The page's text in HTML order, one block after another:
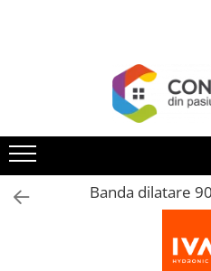
Termoseminee, seminee si sobe
Cazane pe combustibil solid
Cazane pe combustibil gazos/
Aeroterme si destratificatoare
Banda dilatare